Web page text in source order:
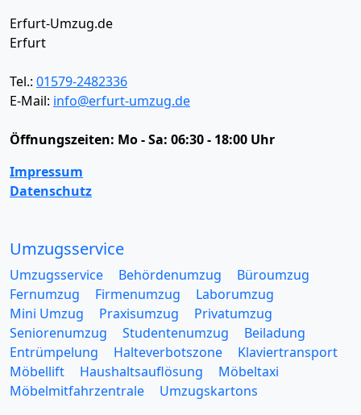
Erfurt-Umzug.de
Erfurt
Tel.: 01579-2482336
E-Mail: info@erfurt-umzug.de
Öffnungszeiten: Mo - Sa: 06:30 - 18:00 Uhr
Impressum
Datenschutz
Umzugsservice
Umzugsservice Behördenumzug
Büroumzug
Fernumzug
Firmenumzug
Laborumzug
Mini Umzug
Praxisumzug
Privatumzug
Seniorenumzug
Studentenumzug
Beiladung
Entrümpelung
Halteverbotszone
Klaviertransport
Möbellift
Haushaltsauflösung
Möbeltaxi
Möbelmitfahrzentrale
Umzugskartons